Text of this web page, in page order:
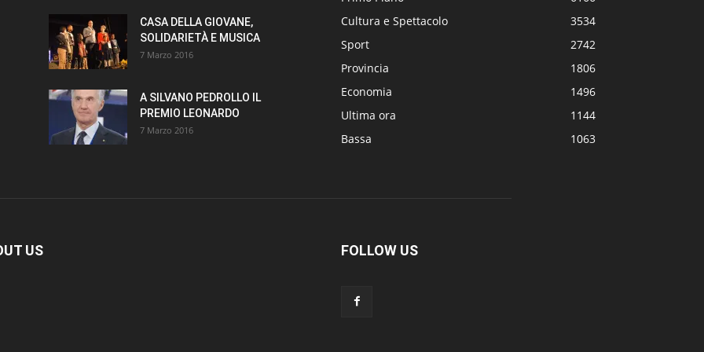
CASA DELLA GIOVANE,
SOLIDARIETÀ E MUSICA
7 Marzo 2016
A SILVANO PEDROLLO IL
PREMIO LEONARDO
7 Marzo 2016
Cultura e Spettacolo
3534
Sport
2742
Provincia
1806
Economia
1496
Ultima ora
1144
Bassa
1063
US FOLLOW US